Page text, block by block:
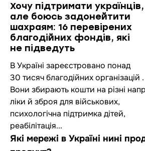
Хочу підтримати українців,
але боюсь задонейтити
шахраям: 16 перевірених
благодійних фондів, які
не підведуть
В Україні зареєстровано понад
30 тисяч благодійних організацій .
Вони збирають кошти на різні
ліки й зброя для військових,
психологічна підтримка дітей,
реабілітація...
Які мережі в Україні нині